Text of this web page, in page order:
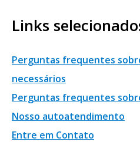
Links
Perguntas frequentes
necessários
Perguntas frequentes
Nosso autoatendimento
Entre em Contato